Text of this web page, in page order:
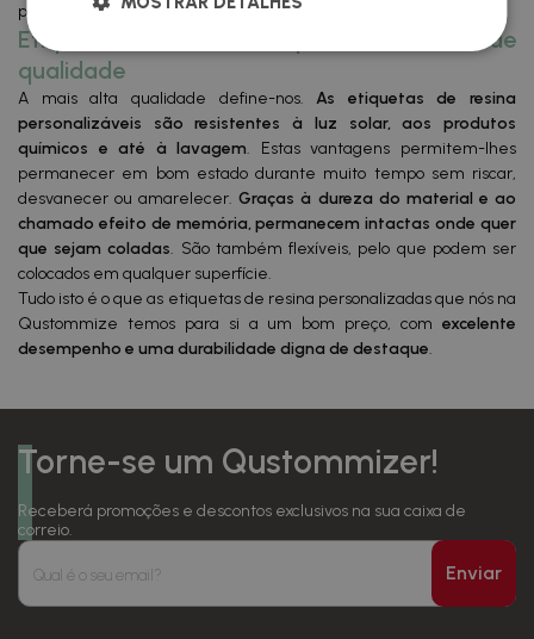
particulares.
Etiquetas de resina personalizáveis de
qualidade
A mais alta qualidade define-nos.As etiquetas de resina
personalizáveis são resistentes à luz solar, aos produtos
químicos e até à lavagem. Estas vantagens permitem-lhes
permanecer em bom estado durante muito tempo sem riscar,
desvanecer ou amarelecer.Graças à dureza do material e ao
chamado efeito de memória, permanecem intactas onde quer
que sejam coladas. São também flexíveis, pelo que podem ser
colocados em qualquer superfície.
Tudo isto é o que as etiquetas de resina personalizadas que nós na
Qustommize temos para si a um bom preço, com excelente
desempenho e uma durabilidade digna de destaque.
Torne-se um Qustommizer!
Receberá promoções e descontos exclusivos na sua caixa de
correio.
Enviar